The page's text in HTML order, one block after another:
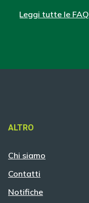
Leggi tutte le FAQ
ALTRO
Chi siamo
Contatti
Notifiche